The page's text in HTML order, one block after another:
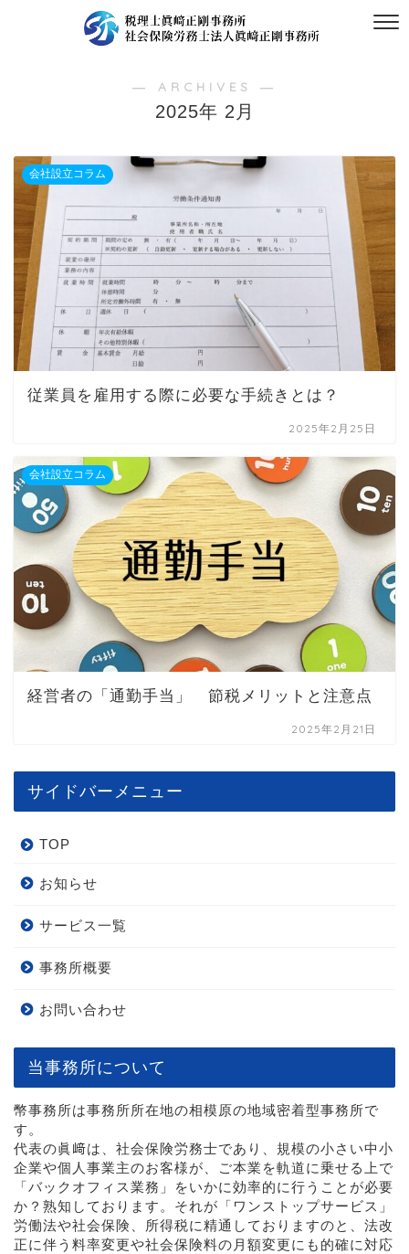
― ARCHIVES ―
2025年 2月
会社設立コラム
従業員を雇用する際に必要な手続きとは？
2025年2月25日
会社設立コラム
経営者の「通勤手当」 節税メリットと注意点
2025年2月21日
サイドバーメニュー
TOP
お知らせ
サービス一覧
事務所概要
お問い合わせ
当事務所について
幣事務所は事務所所在地の相模原の地域密着型事務所で
す。
代表の眞﨑は、社会保険労務士であり、規模の小さい中小
企業や個人事業主のお客様が、ご本業を軌道に乗せる上で
「バックオフィス業務」をいかに効率的に行うことが必要
か？熟知しております。それが「ワンストップサービス」
労働法や社会保険、所得税に精通しておりますのと、法改
正に伴う料率変更や社会保険料の月額変更にも的確に対応